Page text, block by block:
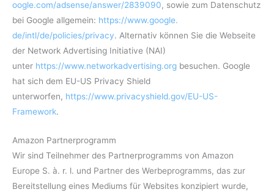
oogle.com/adsense/answer/2839090, sowie zum Datenschutz
bei Google allgemein: https://www.google.
de/intl/de/policies/privacy. Alternativ können Sie die Webseite
der Network Advertising Initiative (NAI)
unter https://www.networkadvertising.org besuchen. Google
hat sich dem EU-US Privacy Shield
unterworfen, https://www.privacyshield.gov/EU-US-
Framework.
Amazon Partnerprogramm
Wir sind Teilnehmer des Partnerprogramms von Amazon
Europe S. à. r. l. und Partner des Werbeprogramms, das zur
Bereitstellung eines Mediums für Websites konzipiert wurde,